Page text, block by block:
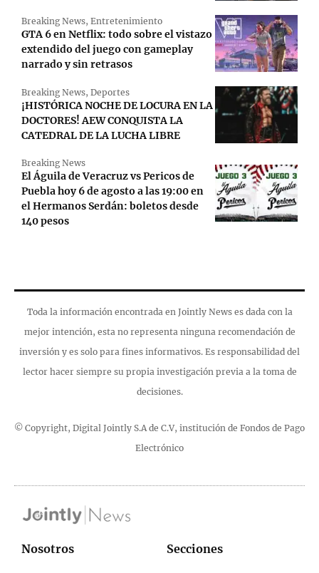
Breaking News, Entretenimiento
GTA 6 en Netflix: todo sobre el vistazo
extendido del juego con gameplay
narrado y sin retrasos
Breaking News, Deportes
¡HISTÓRICA NOCHE DE LOCURA EN LA
DOCTORES! AEW CONQUISTA LA
CATEDRAL DE LA LUCHA LIBRE
Breaking News
El Águila de Veracruz vs Pericos de
Puebla hoy 6 de agosto a las 19:00 en
el Hermanos Serdán: boletos desde
140 pesos
Toda la información encontrada en Jointly News es dada con la
mejor intención, esta no representa ninguna recomendación de
inversión y es solo para fines informativos. Es responsabilidad del
lector hacer siempre su propia investigación previa a la toma de
decisiones.
© Copyright, Digital Jointly S.A de C.V, institución de Fondos de Pago
Electrónico
Nosotros Secciones